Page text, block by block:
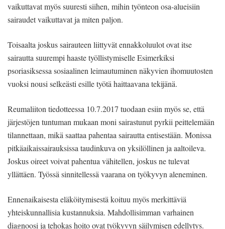
vaikuttavat myös suuresti siihen, mihin työnteon osa-alueisiin
sairaudet vaikuttavat ja miten paljon.
Toisaalta joskus sairauteen liittyvät ennakkoluulot ovat itse
sairautta suurempi haaste työllistymiselle Esimerkiksi
psoriasiksessa sosiaalinen leimautuminen näkyvien ihomuutosten
vuoksi nousi selkeästi esille työtä haittaavana tekijänä.
Reumaliiton tiedotteessa 10.7.2017 tuodaan esiin myös se, että
järjestöjen tuntuman mukaan moni sairastunut pyrkii peittelemään
tilannettaan, mikä saattaa pahentaa sairautta entisestään. Monissa
pitkäaikaissairauksissa taudinkuva on yksilöllinen ja aaltoileva.
Joskus oireet voivat pahentua vähitellen, joskus ne tulevat
yllättäen. Työssä sinnitellessä vaarana on työkyvyn aleneminen.
Ennenaikaisesta eläköitymisestä koituu myös merkittäviä
yhteiskunnallisia kustannuksia. Mahdollisimman varhainen
diagnoosi ja tehokas hoito ovat työkyvyn säilymisen edellytys.